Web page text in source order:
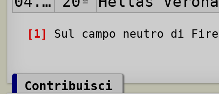
[1] Sul campo neutro di
Contribuisci